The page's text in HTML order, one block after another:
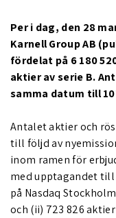
Per i dag, den 28
Karnell Group AB
fördelat på 6 180
aktier av serie B.
samma datum till
Antalet aktier och
till följd av
inom ramen för
med upptagandet till
på Nasdaq
och (ii) 723 826